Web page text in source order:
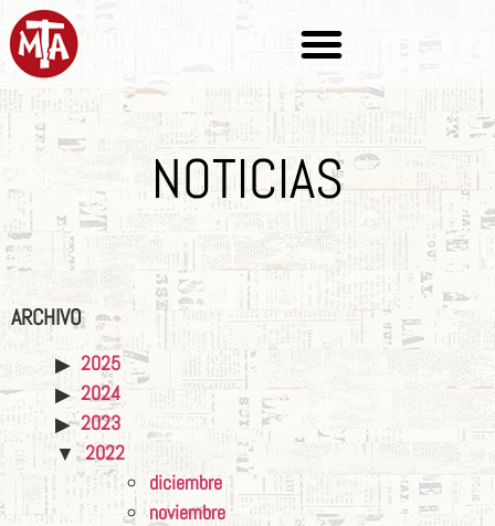
NOTICIAS
ARCHIVO
2025
2024
2023
2022
diciembre
noviembre